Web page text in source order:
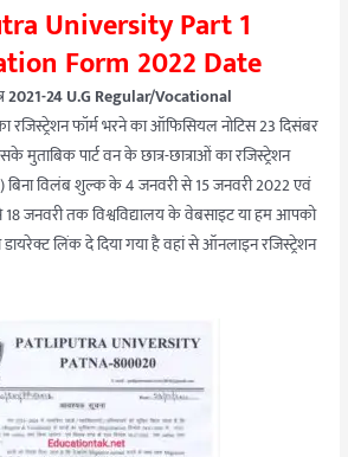
University Part 1
Form 2022 Date
2021-24 U.G Regular/Vocational
रजिस्ट्रेशन फॉर्म भरने का ऑफिसियल नोटिस 23 दिसंबर
मुताबिक पार्ट वन के छात्र-छात्राओं का रजिस्ट्रेशन
विलंब शुल्क के 4 जनवरी से 15 जनवरी 2022 एवं
जनवरी तक विश्वविद्यालय के वेबसाइट या हम आपको
डायरेक्ट लिंक दे दिया गया है वहां से ऑनलाइन रजिस्ट्रेशन